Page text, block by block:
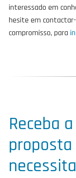
interessado em
hesite em
compromisso, para
Receba
necessita